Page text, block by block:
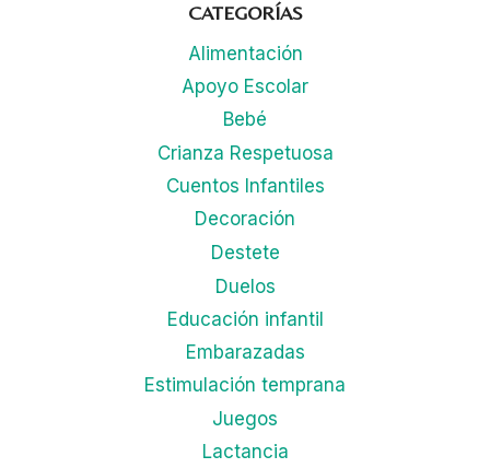
CATEGORÍAS
Alimentación
Apoyo Escolar
Bebé
Crianza Respetuosa
Cuentos Infantiles
Decoración
Destete
Duelos
Educación infantil
Embarazadas
Estimulación temprana
Juegos
Lactancia